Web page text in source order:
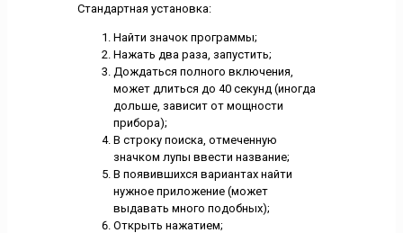
Стандартная установка:
Найти значок программы;
Нажать два раза, запустить;
Дождаться полного включения,
может длиться до 40 секунд (иногда
дольше, зависит от мощности
прибора);
В строку поиска, отмеченную
значком лупы ввести название;
В появившихся вариантах найти
нужное приложение (может
выдавать много подобных);
Открыть нажатием;